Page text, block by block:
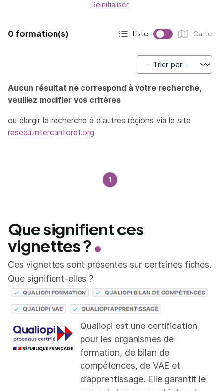
Réinitialiser
0 formation(s)
Affichage actif :
Liste
Affichage :
Carte
Trier par
Aucun résultat ne correspond à votre recherche,
veuillez modifier vos critères
ou élargir la recherche à d'autres régions via le site
reseau.intercariforef.org
1
Que signifient ces
vignettes ?
Ces vignettes sont présentes sur certaines fiches.
Que signifient-elles ?
Qualiopi est une certification
pour les organismes de
formation, de bilan de
compétences, de VAE et
d’apprentissage. Elle garantit le